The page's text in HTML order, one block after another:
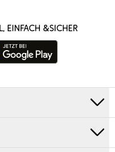
EINFACH &SICHER